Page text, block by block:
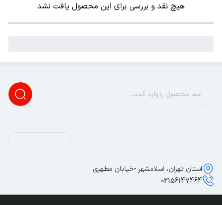
هیچ نقد و بررسی برای این محصول یافت نشد
استان تهران، اسلامشهر -خیابان مطهری
02156147464